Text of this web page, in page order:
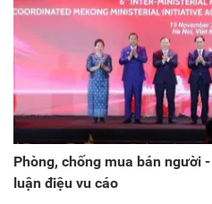
Phòng, chống mua bán người
luận điệu vu cáo